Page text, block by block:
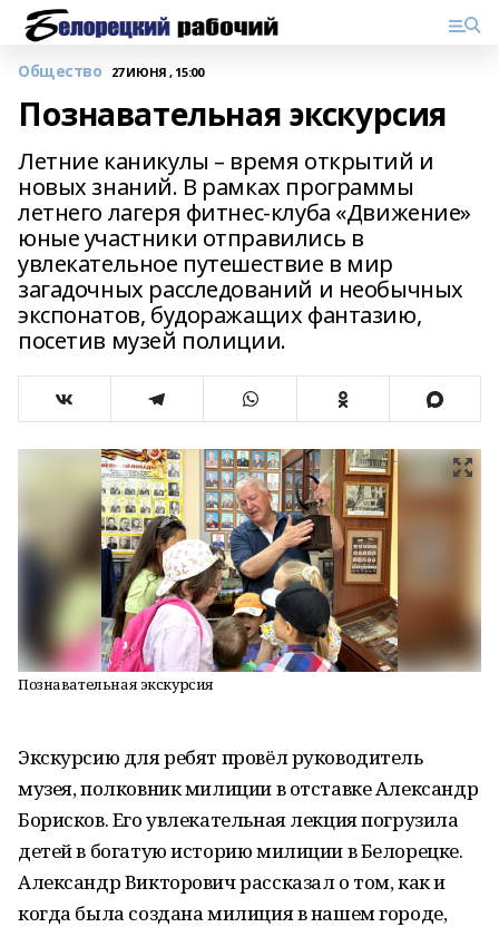
Общество 27 ИЮНЯ , 15:00
Познавательная экскурсия
Летние каникулы – время открытий и
новых знаний. В рамках программы
летнего лагеря фитнес-клуба «Движение»
юные участники отправились в
увлекательное путешествие в мир
загадочных расследований и необычных
экспонатов, будоражащих фантазию,
посетив музей полиции.
Познавательная экскурсия
Экскурсию для ребят провёл руководитель
музея, полковник милиции в отставке Александр
Борисков. Его увлекательная лекция погрузила
детей в богатую историю милиции в Белорецке.
Александр Викторович рассказал о том, как и
когда была создана милиция в нашем городе,